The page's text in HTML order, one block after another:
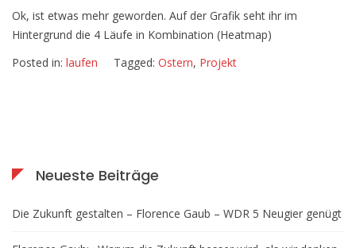
Ok, ist etwas mehr geworden. Auf der Grafik seht ihr im
Hintergrund die 4 Läufe in Kombination (Heatmap)
Posted in: laufen Tagged: Ostern, Projekt
Neueste Beiträge
Die Zukunft gestalten – Florence Gaub – WDR 5 Neugier genügt